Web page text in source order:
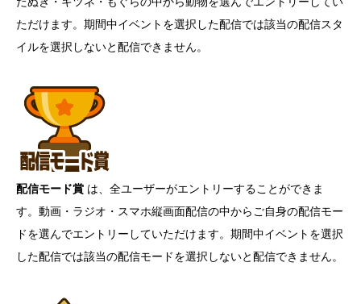
ただけます。期間中イベントを選択した配信では該当の配信スタ
イルを選択しないと配信できません。
配信モード賞 は、全ユーザーがエントリーすることができま
す。動画・ラジオ・スマホ縦画面配信の中からご自身の配信モー
ドを選んでエントリーしていただけます。期間中イベントを選択
した配信では該当の配信モードを選択しないと配信できません。